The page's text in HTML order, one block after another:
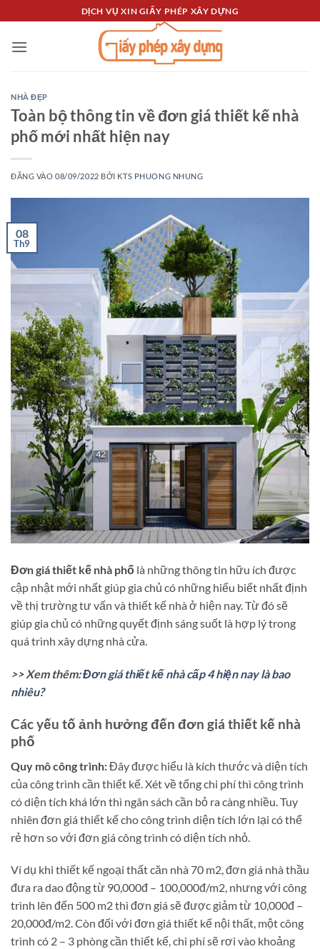
qua
nội
DỊCH VỤ XIN GIẤY PHÉP XÂY DỰNG
NHÀ ĐẸP
Toàn bộ thông tin về đơn giá thiết kế nhà
phố mới nhất hiện nay
ĐĂNG VÀO08/09/2022 BỞI KTS PHUONG NHUNG
08
Th9
Đơn giá thiết kế nhà phố là những thông tin hữu ích được
cập nhật mới nhất giúp gia chủ có những hiểu biết nhất định
về thị trường tư vấn và thiết kế nhà ở hiện nay. Từ đó sẽ
giúp gia chủ có những quyết định sáng suốt là hợp lý trong
quá trình xây dựng nhà cửa.
>> Xem thêm:Đơn giá thiết kế nhà cấp 4 hiện nay là bao
nhiêu?
Các yếu tố ảnh hưởng đến đơn giá thiết kế nhà
phố
Quy mô công trình:Đây được hiểu là kích thước và diện tích
của công trình cần thiết kế. Xét về tổng chi phí thì công trình
có diện tích khá lớn thì ngân sách cần bỏ ra càng nhiều. Tuy
nhiên đơn giá thiết kế cho công trình diện tích lớn lại có thể
rẻ hơn so với đơn giá công trình có diện tích nhỏ.
Ví dụ khi thiết kế ngoại thất căn nhà 70 m2, đơn giá nhà thầu
đưa ra dao động từ 90,000đ – 100,000đ/m2, nhưng với công
trình lên đến 500 m2 thì đơn giá sẽ được giảm từ 10,000đ –
20,000đ/m2. Còn đối với đơn giá thiết kế nội thất, một công
trình có 2 – 3 phòng cần thiết kế, chi phí sẽ rơi vào khoảng